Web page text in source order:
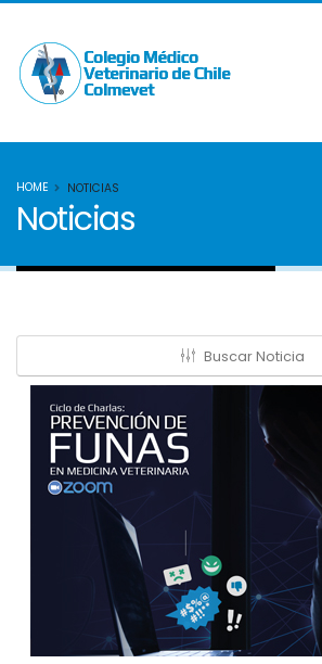
HOME NOTICIAS
Noticias
Buscar Noticia